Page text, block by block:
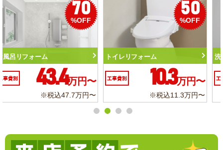
50
%OFF
トイレリフォーム
工事費別 10.3万円〜
※税込11.3万円〜
56
%OFF
洗面化粧台リフォーム
工事費別 6.2万円〜
※税込6.8万円〜